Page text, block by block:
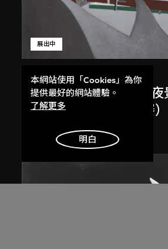
扎哈．哈迪德
展出中
斜坡入口／坡度入口，
目，香港（1983年競賽）
1983/2012
本網站使用「Cookies」為你
提供最好的網站體驗。
了解更多
明白